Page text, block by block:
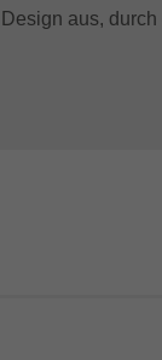
Design aus,